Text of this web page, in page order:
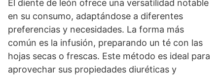
El diente de león ofrece una versatilidad notable
en su consumo, adaptándose a diferentes
preferencias y necesidades. La forma más
común es la infusión, preparando un té con las
hojas secas o frescas. Este método es ideal para
aprovechar sus propiedades diuréticas y